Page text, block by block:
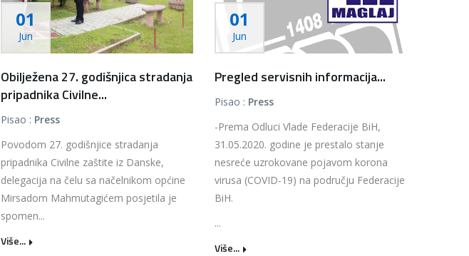
01
Jun
Obilježena 27. godišnjica stradanja
pripadnika Civilne...
Pisao : Press
Povodom 27. godišnjice stradanja
pripadnika Civilne zaštite iz Danske,
delegacija na čelu sa načelnikom općine
Mirsadom Mahmutagićem posjetila je
spomen...
Više...
01
Jun
Pregled servisnih informacija...
Pisao : Press
-Prema Odluci Vlade Federacije BiH,
31.05.2020. godine je prestalo stanje
nesreće uzrokovane pojavom korona
virusa (COVID-19) na području Federacije
BiH.
...
Više...